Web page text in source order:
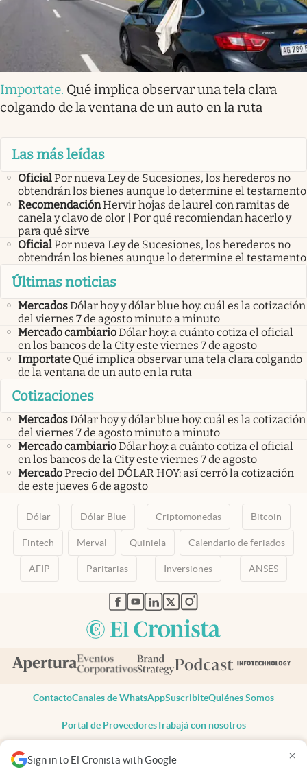
Sign in to El Cronista with Google ×
Importate. Qué implica observar una tela clara
colgando de la ventana de un auto en la ruta
Las más leídas
OficialPor nueva Ley de Sucesiones, los herederos no
obtendrán los bienes aunque lo determine el testamento
RecomendaciónHervir hojas de laurel con ramitas de
canela y clavo de olor | Por qué recomiendan hacerlo y
para qué sirve
OficialPor nueva Ley de Sucesiones, los herederos no
obtendrán los bienes aunque lo determine el testamento
Últimas noticias
MercadosDólar hoy y dólar blue hoy: cuál es la cotización
del viernes 7 de agosto minuto a minuto
Mercado cambiarioDólar hoy: a cuánto cotiza el oficial
en los bancos de la City este viernes 7 de agosto
Importate Qué implica observar una tela clara colgando
de la ventana de un auto en la ruta
Cotizaciones
MercadosDólar hoy y dólar blue hoy: cuál es la cotización
del viernes 7 de agosto minuto a minuto
Mercado cambiarioDólar hoy: a cuánto cotiza el oficial
en los bancos de la City este viernes 7 de agosto
MercadoPrecio del DÓLAR HOY: así cerró la cotización
de este jueves 6 de agosto
Dólar Dólar Blue Criptomonedas Bitcoin
Fintech Merval Quiniela Calendario de feriados
AFIP Paritarias Inversiones ANSES
abre en nueva pestaña
abre en nueva pestaña
abre en nueva pestaña
abre en nueva pestaña
abre en nueva pestaña
ContactoCanales de WhatsAppSuscribiteQuiénes Somos
Portal de ProveedoresTrabajá con nosotros
Todos los derechos reservados